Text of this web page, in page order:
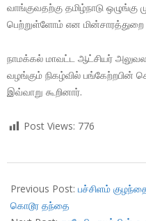
வாங்குவதற்கு தமிழ்நாடு
பெற்றுள்ளோம் என
நாமக்கல் மாவட்ட ஆட்சியர்
வழங்கும் நிகழ்வில்
இவ்வாறு கூறினார்.
Post Views: 776
10-
13
Previous Post: பச்சிளம்
கொடூர தந்தை